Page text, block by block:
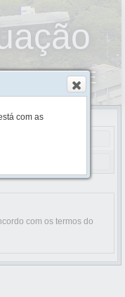
DE
com os termos do
com as